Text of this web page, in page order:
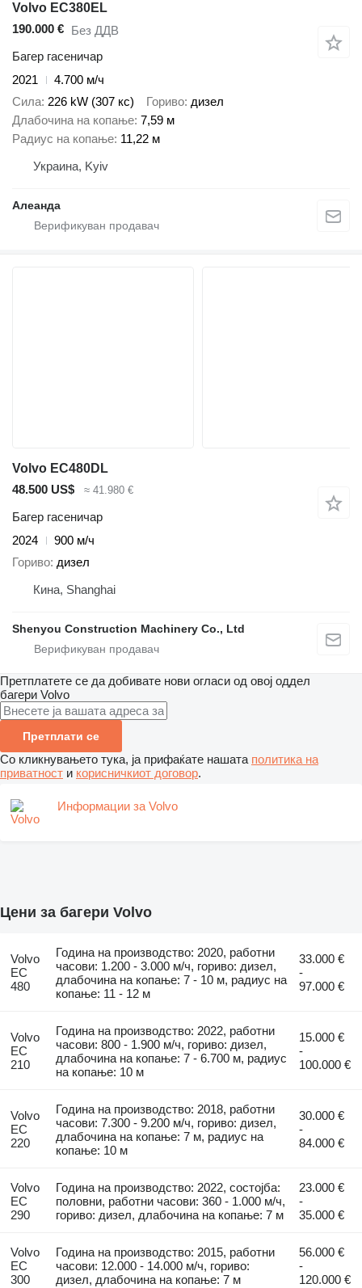
Volvo EC380EL
190.000 € Без ДДВ
Багер гасеничар
2021
4.700 м/ч
Сила 226 kW (307 кс) Гориво дизел
Длабочина на копање 7,59 м
Радиус на копање 11,22 м
Украина, Kyiv
Алеанда
Volvo EC480DL
48.500 US$
≈ 41.980 €
Багер гасеничар
2024
900 м/ч
Гориво дизел
Кина, Shanghai
Shenyou Construction Machinery Co., Ltd
Претплатете се да добивате нови огласи од овој оддел
багери Volvo
Претплати се
Со кликнувањето тука, ја прифаќате нашата политика на
приватност и корисничкиот договор.
Информации за Volvo
Цени за багери Volvo
Volvo
EC
480
Година на производство: 2020, работни
часови: 1.200 - 3.000 м/ч, гориво: дизел,
длабочина на копање: 7 - 10 м, радиус на
копање: 11 - 12 м
33.000 €
-
97.000 €
Volvo
EC
210
Година на производство: 2022, работни
часови: 800 - 1.900 м/ч, гориво: дизел,
длабочина на копање: 7 - 6.700 м, радиус
на копање: 10 м
15.000 €
-
100.000 €
Volvo
EC
220
Година на производство: 2018, работни
часови: 7.300 - 9.200 м/ч, гориво: дизел,
длабочина на копање: 7 м, радиус на
копање: 10 м
30.000 €
-
84.000 €
Volvo
EC
290
Година на производство: 2022, состојба:
половни, работни часови: 360 - 1.000 м/ч,
гориво: дизел, длабочина на копање: 7 м
23.000 €
-
35.000 €
Volvo
EC
300
Година на производство: 2015, работни
часови: 12.000 - 14.000 м/ч, гориво:
дизел, длабочина на копање: 7 м
56.000 €
-
120.000 €